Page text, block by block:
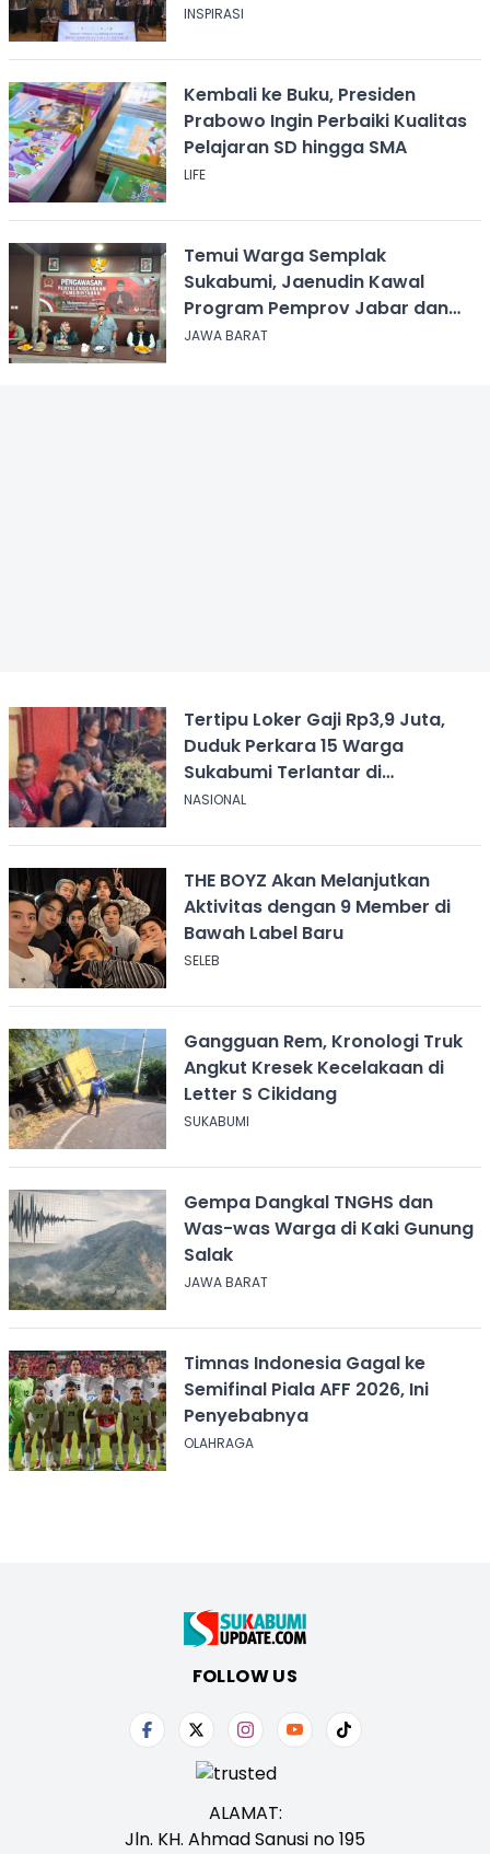
INSPIRASI
Kembali ke Buku, Presiden
Prabowo Ingin Perbaiki Kualitas
Pelajaran SD hingga SMA
LIFE
Temui Warga Semplak
Sukabumi, Jaenudin Kawal
Program Pemprov Jabar dan
Serap Aspirasi
JAWA BARAT
Tertipu Loker Gaji Rp3,9 Juta,
Duduk Perkara 15 Warga
Sukabumi Terlantar di
Kalimantan
NASIONAL
THE BOYZ Akan Melanjutkan
Aktivitas dengan 9 Member di
Bawah Label Baru
SELEB
Gangguan Rem, Kronologi Truk
Angkut Kresek Kecelakaan di
Letter S Cikidang
SUKABUMI
Gempa Dangkal TNGHS dan
Was-was Warga di Kaki Gunung
Salak
JAWA BARAT
Timnas Indonesia Gagal ke
Semifinal Piala AFF 2026, Ini
Penyebabnya
OLAHRAGA
FOLLOW US
ALAMAT:
Jln. KH. Ahmad Sanusi no 195